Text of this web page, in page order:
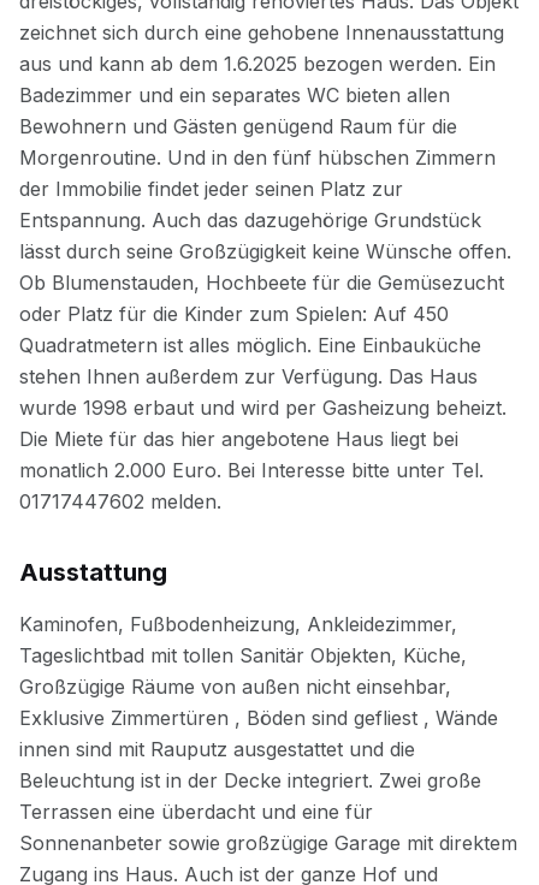
Ausstattung